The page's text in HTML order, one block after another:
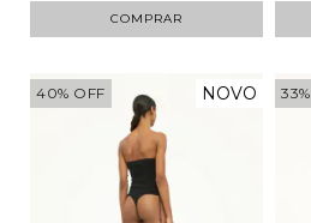
COMPRAR
40% OFF NOVO 33%